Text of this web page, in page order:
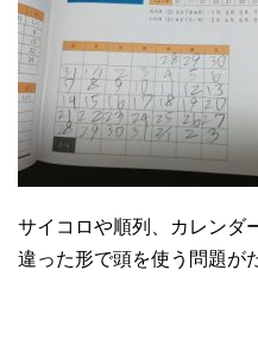
サイコロや順列、カレンダ
違った形で頭を使う問題が